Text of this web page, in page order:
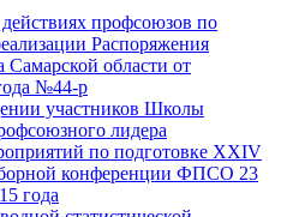
профсоюзов по
Распоряжения
Самарской области от
№44-р
участников Школы
лидера
по подготовке XXIV
конференции ФПСО 23
года